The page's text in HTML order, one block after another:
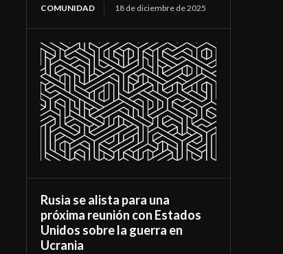
COMUNIDAD 18 de diciembre de 2025
Rusia se alista para una
próxima reunión con Estados
Unidos sobre la guerra en
Ucrania